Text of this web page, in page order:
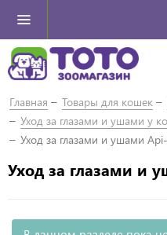
Главная Товары для кошек
Уход за глазами и ушами у
Уход за глазами и ушами
Уход за глазами и